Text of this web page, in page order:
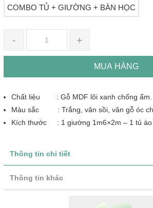
COMBO TỦ + GIƯỜNG + BÀN HỌC
- +
MUA HÀNG
Chất liệu : Gỗ MDF lõi xanh chống ẩm.
Màu sắc : Trắng, vân sồi, vân gỗ óc
Kích thước : 1 giường 1m6×2m – 1 tủ áo
Thông tin chi tiết
Thông tin khác